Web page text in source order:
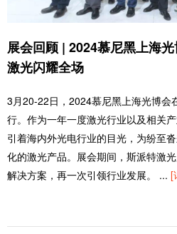
展会回顾 | 2024慕尼黑上海
激光闪耀全场
3月20-22日，2024慕尼黑上海光博会
行。作为一年一度激光行业以及相关
引着海内外光电行业的目光，为纷至
化的激光产品。展会期间，斯派特激
解决方案，再一次引领行业发展。 ... [